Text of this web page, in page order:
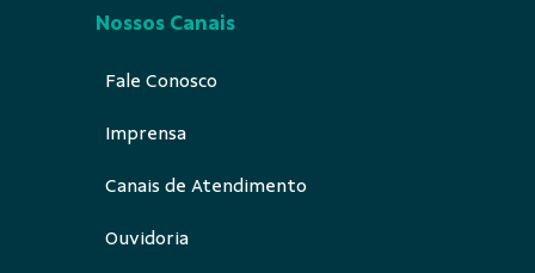
Nossos Canais
Fale Conosco
Imprensa
Canais de Atendimento
Ouvidoria